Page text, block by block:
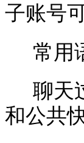
子账号
常用
聊天
和公共